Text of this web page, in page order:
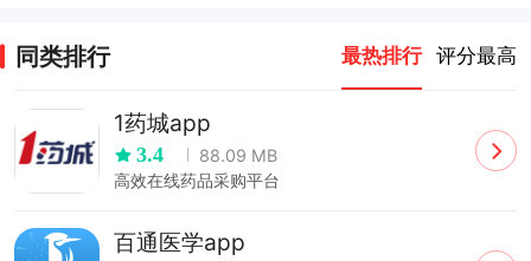
同类排行 最热排行 评分最高
1药城app
3.4
88.09 MB
高效在线药品采购平台
百通医学app